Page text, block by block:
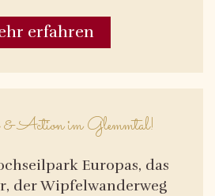
erfahren
Action im Glemmtal!
Europas, das
der Wipfelwanderweg